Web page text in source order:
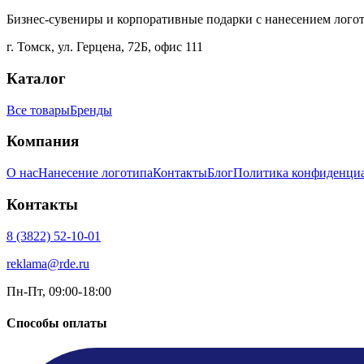
Бизнес-сувениры и корпоративные подарки с нанесением
г. Томск, ул. Герцена, 72Б, офис 111
Каталог
Все товарыБренды
Компания
О насНанесение логотипаКонтактыБлогПолитика
Контакты
8 (3822) 52-10-01
reklama@rde.ru
Пн-Пт, 09:00-18:00
Способы оплаты